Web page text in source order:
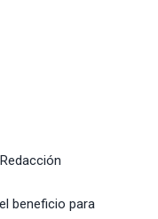
Redacción
beneficio para